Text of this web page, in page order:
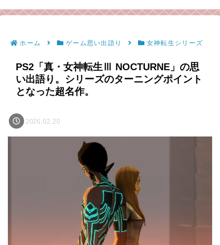
ホーム ゲーム思い出語り 女神転生シリーズ
PS2「真・女神転生Ⅲ NOCTURNE」の思
い出語り。シリーズのターニングポイント
となった超名作。
2026.02.20